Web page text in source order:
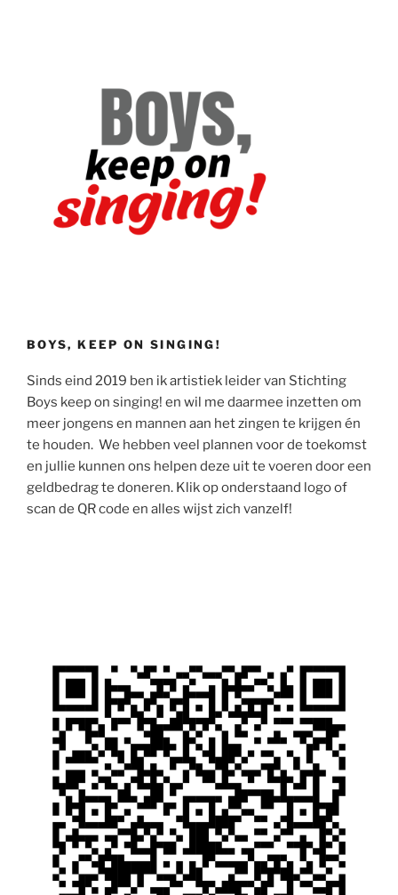
BOYS, KEEP ON SINGING!
Sinds eind 2019 ben ik artistiek leider van Stichting
Boys keep on singing! en wil me daarmee inzetten om
meer jongens en mannen aan het zingen te krijgen én
te houden. We hebben veel plannen voor de toekomst
en jullie kunnen ons helpen deze uit te voeren door een
geldbedrag te doneren. Klik op onderstaand logo of
scan de QR code en alles wijst zich vanzelf!